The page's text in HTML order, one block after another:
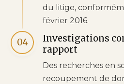
du litige,
février 2016.
04
Investigations
rapport
Des recherches en
recoupement de